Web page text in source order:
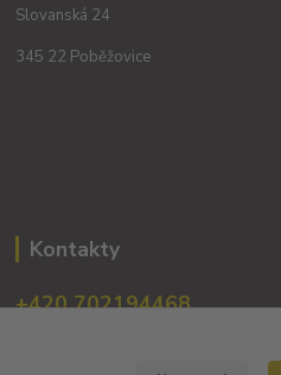
Slovanská 24
345 22 Poběžovice
Kontakty
+420 702194468